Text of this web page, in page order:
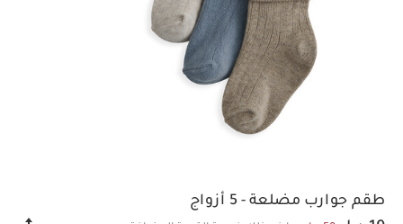
طقم جوارب مضلعة - 5 أزواج